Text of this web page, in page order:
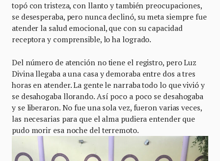
topó con tristeza, con llanto y también preocupaciones,
se desesperaba, pero nunca declinó, su meta siempre fue
atender la salud emocional, que con su capacidad
receptora y comprensible, lo ha logrado.
Del número de atención no tiene el registro, pero Luz
Divina llegaba a una casa y demoraba entre dos a tres
horas en atender. La gente le narraba todo lo que vivió y
se desahogaba llorando. Así poco a poco se desahogaba
y se liberaron. No fue una sola vez, fueron varias veces,
las necesarias para que el alma pudiera entender que
pudo morir esa noche del terremoto.